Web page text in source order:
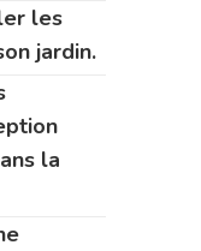
les
jardin.
la